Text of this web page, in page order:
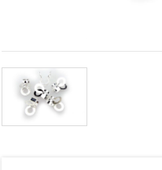
zobrazovali
obsah a
reklamu, a
to i s
pomocí
našich